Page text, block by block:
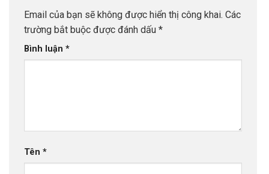
Email của bạn sẽ không được hiển thị công khai. Các
trường bắt buộc được đánh dấu *
Bình luận *
Tên *